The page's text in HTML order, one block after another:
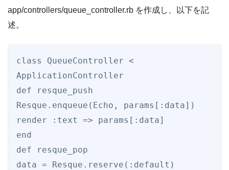
app/controllers/queue_controller.rb を作成し、以下を記
述。
class QueueController
ApplicationController
def
resque_push
Resque .enqueue( Echo , params[ :data])
render
:text => params[ :data
end
def
resque_pop
data = Resque .reserve( :default